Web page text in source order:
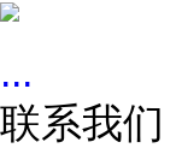
...
联系我们